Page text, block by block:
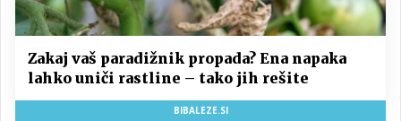
Zakaj vaš paradižnik propada? Ena napaka
lahko uniči rastline – tako jih rešite
BIBALEZE.SI